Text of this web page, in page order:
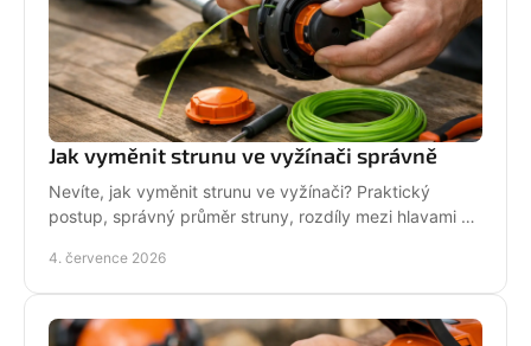
Jak vyměnit strunu ve vyžínači správně
Nevíte, jak vyměnit strunu ve vyžínači? Praktický
postup, správný průměr struny, rozdíly mezi hlavami a
4. července 2026